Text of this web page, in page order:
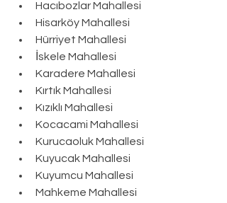
Hacıbozlar Mahallesi
Hisarköy Mahallesi
Hürriyet Mahallesi
İskele Mahallesi
Karadere Mahallesi
Kırtık Mahallesi
Kızıklı Mahallesi
Kocacami Mahallesi
Kurucaoluk Mahallesi
Kuyucak Mahallesi
Kuyumcu Mahallesi
Mahkeme Mahallesi